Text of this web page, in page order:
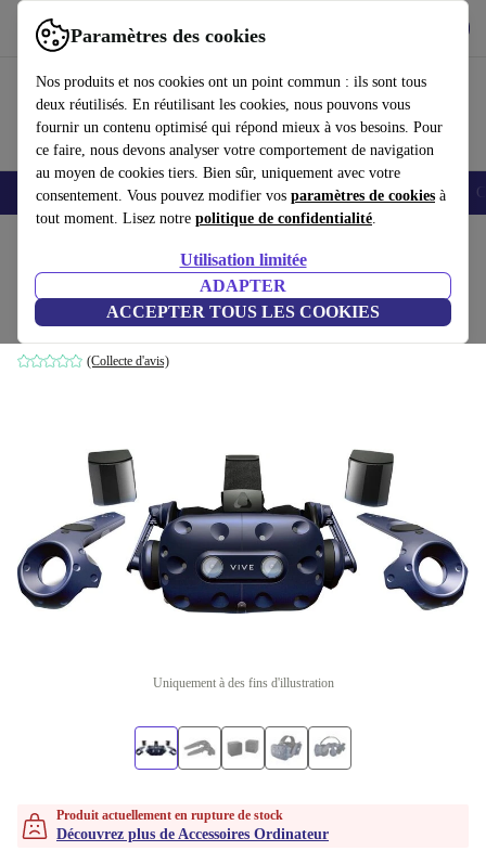
Paramètres des cookies
Nos produits et nos cookies ont un point commun : ils sont tous
deux réutilisés. En réutilisant les cookies, nous pouvons vous
fournir un contenu optimisé qui répond mieux à vos besoins. Pour
ce faire, nous devons analyser votre comportement de navigation
au moyen de cookies tiers. Bien sûr, uniquement avec votre
consentement. Vous pouvez modifier vos paramètres de cookies à
tout moment. Lisez notre politique de confidentialité.
Utilisation limitée
ADAPTER
ACCEPTER TOUS LES COOKIES
Utilisez refurbed rapidement et facilement
Smartphones Laptops Tablettes Montres connectées Accessoires
HTC Vive Pro VR
Kit complet | Bleu
(Collecte d'avis)
Uniquement à des fins d'illustration
Produit actuellement en rupture de stock
Découvrez plus de Accessoires Ordinateur